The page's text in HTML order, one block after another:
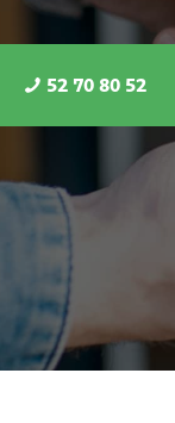
52 70 80 52